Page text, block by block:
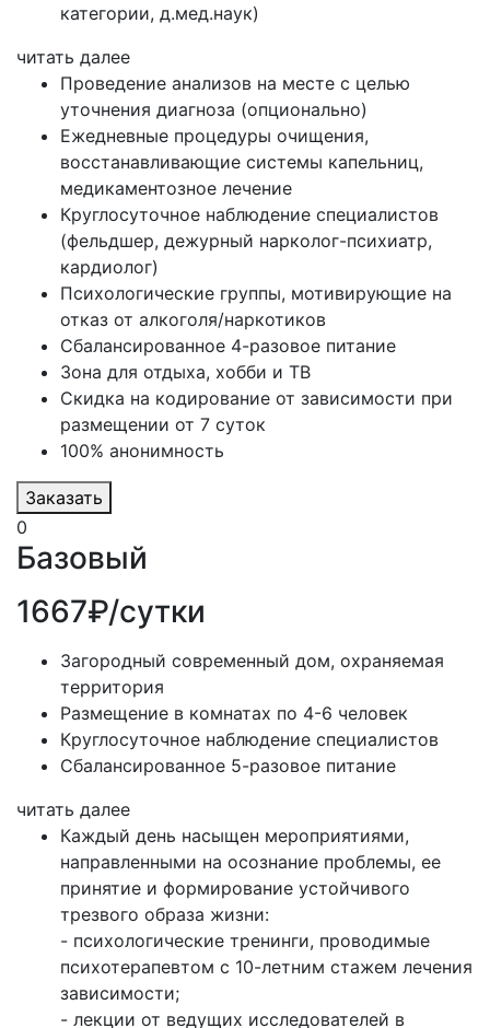
категории, д.мед.наук)
читать далее
Проведение анализов на месте с целью
уточнения диагноза (опционально)
Ежедневные процедуры очищения,
восстанавливающие системы капельниц,
медикаментозное лечение
Круглосуточное наблюдение специалистов
(фельдшер, дежурный нарколог-психиатр,
кардиолог)
Психологические группы, мотивирующие на
отказ от алкоголя/наркотиков
Сбалансированное 4-разовое питание
Зона для отдыха, хобби и ТВ
Скидка на кодирование от зависимости при
размещении от 7 суток
100% анонимность
Заказать
0
Базовый
1667₽/сутки
Загородный современный дом, охраняемая
территория
Размещение в комнатах по 4-6 человек
Круглосуточное наблюдение специалистов
Сбалансированное 5-разовое питание
читать далее
Каждый день насыщен мероприятиями,
направленными на осознание проблемы, ее
принятие и формирование устойчивого
трезвого образа жизни:
- психологические тренинги, проводимые
психотерапевтом с 10-летним стажем лечения
зависимости;
- лекции от ведущих исследователей в